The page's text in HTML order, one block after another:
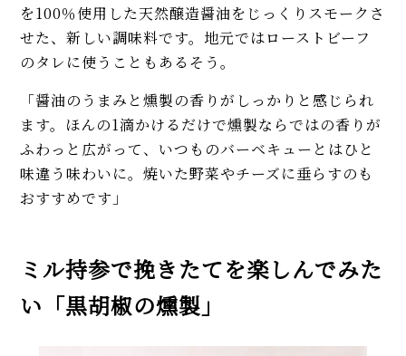
を100％使用した天然醸造醤油をじっくりスモークさ
せた、新しい調味料です。地元ではローストビーフ
のタレに使うこともあるそう。
「醤油のうまみと燻製の香りがしっかりと感じられ
ます。ほんの1滴かけるだけで燻製ならではの香りが
ふわっと広がって、いつものバーベキューとはひと
味違う味わいに。焼いた野菜やチーズに垂らすのも
おすすめです」
ミル持参で挽きたてを楽しんでみた
い「黒胡椒の燻製」